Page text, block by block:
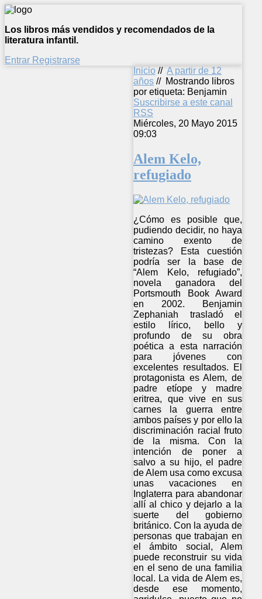
Los libros más vendidos y recomendados de la
literatura infantil.
Entrar Registrarse
Inicio // A partir de 12
años // Mostrando libros
por etiqueta: Benjamin
Suscribirse a este canal
RSS
Miércoles, 20 Mayo 2015
09:03
Alem Kelo,
refugiado
¿Cómo es posible que,
pudiendo decidir, no haya
camino exento de
tristezas? Esta cuestión
podría ser la base de
“Alem Kelo, refugiado”,
novela ganadora del
Portsmouth Book Award
en 2002. Benjamin
Zephaniah trasladó el
estilo lírico, bello y
profundo de su obra
poética a esta narración
para jóvenes con
excelentes resultados. El
protagonista es Alem, de
padre etíope y madre
eritrea, que vive en sus
carnes la guerra entre
ambos países y por ello la
discriminación racial fruto
de la misma. Con la
intención de poner a
salvo a su hijo, el padre
de Alem usa como excusa
unas vacaciones en
Inglaterra para abandonar
allí al chico y dejarlo a la
suerte del gobierno
británico. Con la ayuda de
personas que trabajan en
el ámbito social, Alem
puede reconstruir su vida
en el seno de una familia
local. La vida de Alem es,
desde ese momento,